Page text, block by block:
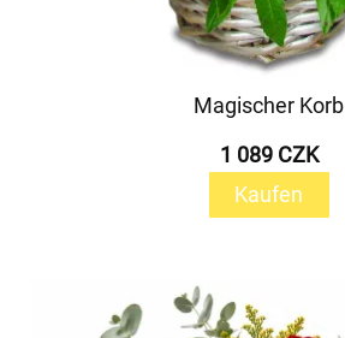
Magischer Korb
1 089 CZK
Kaufen